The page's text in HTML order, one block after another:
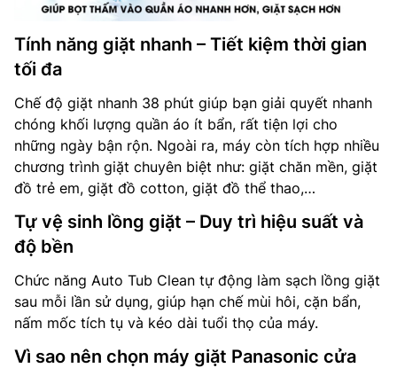
Tính năng giặt nhanh – Tiết kiệm thời gian
tối đa
Chế độ giặt nhanh 38 phút giúp bạn giải quyết nhanh
chóng khối lượng quần áo ít bẩn, rất tiện lợi cho
những ngày bận rộn. Ngoài ra, máy còn tích hợp nhiều
chương trình giặt chuyên biệt như: giặt chăn mền, giặt
đồ trẻ em, giặt đồ cotton, giặt đồ thể thao,…
Tự vệ sinh lồng giặt – Duy trì hiệu suất và
độ bền
Chức năng Auto Tub Clean tự động làm sạch lồng giặt
sau mỗi lần sử dụng, giúp hạn chế mùi hôi, cặn bẩn,
nấm mốc tích tụ và kéo dài tuổi thọ của máy.
Vì sao nên chọn máy giặt Panasonic cửa